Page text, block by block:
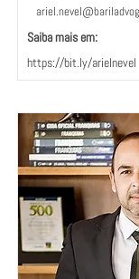
Saiba mais em:ﾠ
https://bit.ly/arielnevel